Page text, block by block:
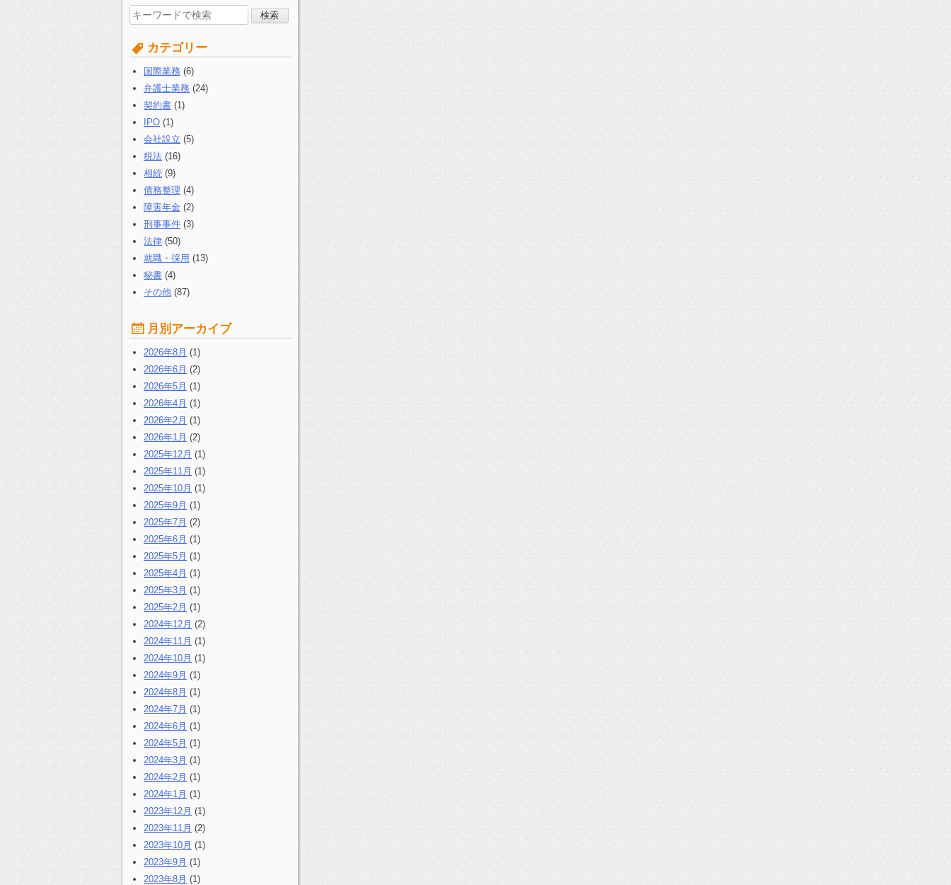
検
索
す
る:
カテゴリー
国際業務 (6)
弁護士業務 (24)
契約書 (1)
IPO (1)
会社設立 (5)
税法 (16)
相続 (9)
債務整理 (4)
障害年金 (2)
刑事事件 (3)
法律 (50)
就職・採用 (13)
秘書 (4)
その他 (87)
月別アーカイブ
2026年8月 (1)
2026年6月 (2)
2026年5月 (1)
2026年4月 (1)
2026年2月 (1)
2026年1月 (2)
2025年12月 (1)
2025年11月 (1)
2025年10月 (1)
2025年9月 (1)
2025年7月 (2)
2025年6月 (1)
2025年5月 (1)
2025年4月 (1)
2025年3月 (1)
2025年2月 (1)
2024年12月 (2)
2024年11月 (1)
2024年10月 (1)
2024年9月 (1)
2024年8月 (1)
2024年7月 (1)
2024年6月 (1)
2024年5月 (1)
2024年3月 (1)
2024年2月 (1)
2024年1月 (1)
2023年12月 (1)
2023年11月 (2)
2023年10月 (1)
2023年9月 (1)
2023年8月 (1)